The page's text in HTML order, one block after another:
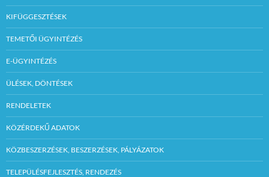
KIFÜGGESZTÉSEK
TEMETŐI ÜGYINTÉZÉS
E-ÜGYINTÉZÉS
ÜLÉSEK, DÖNTÉSEK
RENDELETEK
KÖZÉRDEKŰ ADATOK
KÖZBESZERZÉSEK, BESZERZÉSEK, PÁLYÁZATOK
TELEPÜLÉSFEJLESZTÉS, RENDEZÉS